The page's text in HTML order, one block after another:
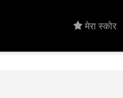
मेरा स्कोर